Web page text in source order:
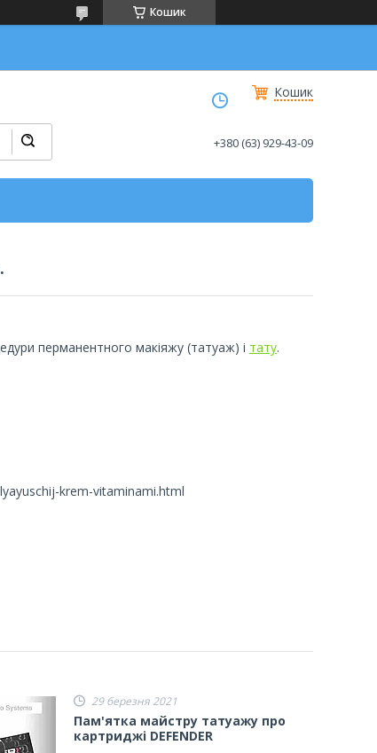
Кошик
Кошик
+380 (63) 929-43-09
перманентного макіяжу (татуаж) і тату.
krem-vitaminami.html
29 березня 2021
Пам'ятка майстру татуажу про
картриджі DEFENDER